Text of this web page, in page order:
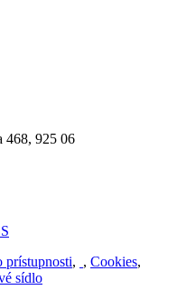
468, 925 06
prístupnosti, , Cookies,
sídlo